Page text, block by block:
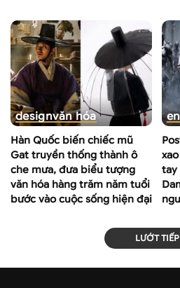
designvăn hóa
Hàn Quốc biến chiếc mũ
Gat truyền thống thành ô
che mưa, đưa biểu tượng
văn hóa hàng trăm năm tuổi
bước vào cuộc sống hiện đại
tay
LƯỚT TIẾP